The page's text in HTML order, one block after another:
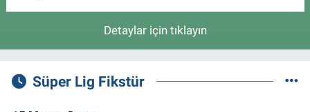
Detaylar için tıklayın
Süper Lig Fikstür